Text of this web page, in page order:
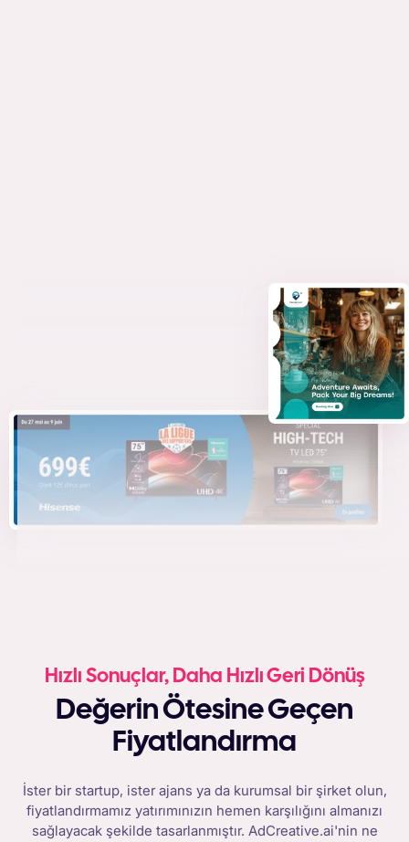
Hızlı Sonuçlar, Daha Hızlı Geri Dönüş
Değerin Ötesine Geçen
Fiyatlandırma
İster bir startup, ister ajans ya da kurumsal bir şirket olun,
fiyatlandırmamız yatırımınızın hemen karşılığını almanızı
sağlayacak şekilde tasarlanmıştır. AdCreative.ai'nin ne